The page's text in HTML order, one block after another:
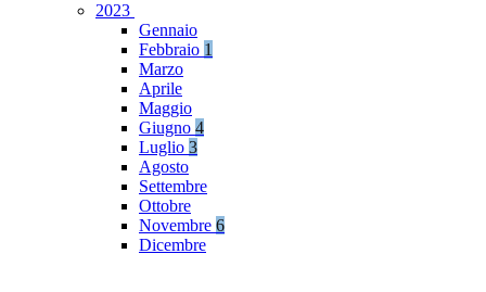
2023
Gennaio
Febbraio 1
Marzo
Aprile
Maggio
Giugno 4
Luglio 3
Agosto
Settembre
Ottobre
Novembre 6
Dicembre